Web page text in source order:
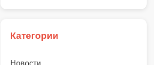
Категории
Новости